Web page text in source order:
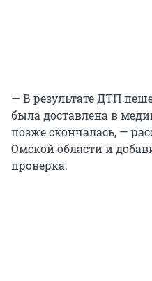
— В результате ДТП
была доставлена в
позже скончалась, —
Омской области и
проверка.